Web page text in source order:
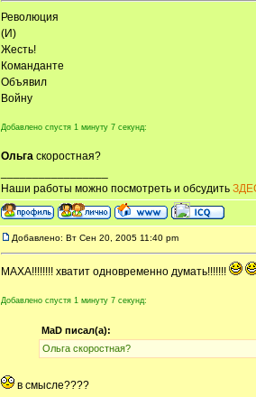
Революция
(И)
Жесть!
Команданте
Объявил
Войну
Добавлено спустя 1 минуту 7 секунд:
Ольга скоростная?
Наши работы можно посмотреть и обсудить
Добавлено: Вт Сен 20, 2005 11:40 pm
МАХА!!!!!!!! хватит одновременно думать!!!!!!!
Добавлено спустя 1 минуту 7 секунд:
MaD писал(а):
Ольга скоростная?
в смысле????